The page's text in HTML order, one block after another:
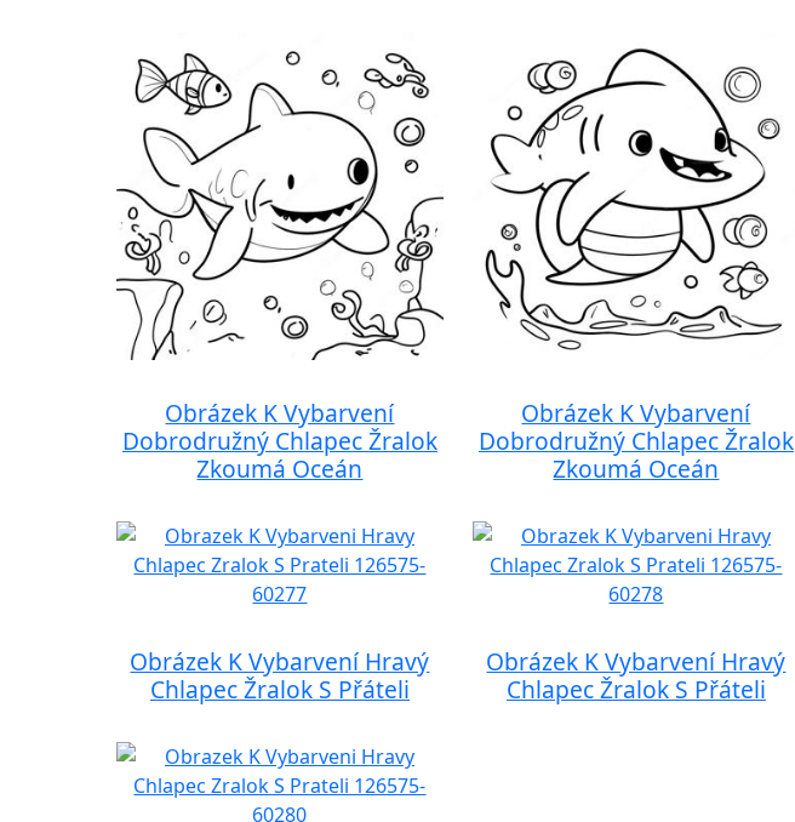
Obrázek K Vybarvení
Dobrodružný Chlapec Žralok
Zkoumá Oceán
Obrázek K Vybarvení
Dobrodružný Chlapec Žralok
Zkoumá Oceán
Obrázek K Vybarvení Hravý
Chlapec Žralok S Přáteli
Obrázek K Vybarvení Hravý
Chlapec Žralok S Přáteli